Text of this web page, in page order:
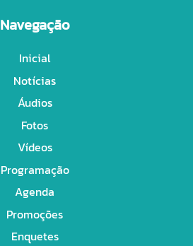
Navegação
Inicial
Notícias
Áudios
Fotos
Vídeos
Programação
Agenda
Promoções
Enquetes